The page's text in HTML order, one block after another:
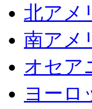
北アメ
南アメ
オセア
ヨーロ